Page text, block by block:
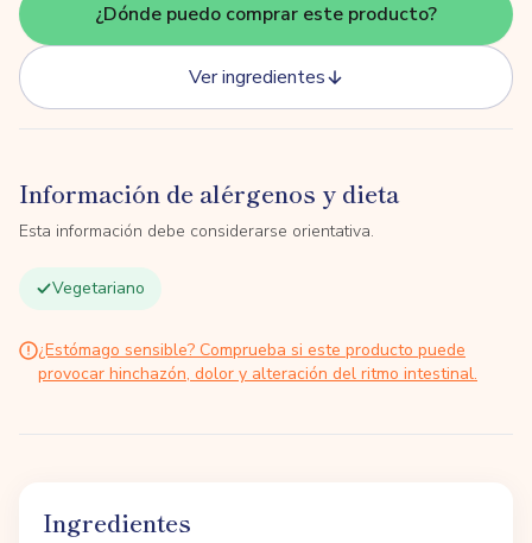
¿Dónde puedo comprar este producto?
Ver ingredientes
Información de alérgenos y dieta
Esta información debe considerarse orientativa.
Vegetariano
¿Estómago sensible? Comprueba si este producto puede
provocar hinchazón, dolor y alteración del ritmo intestinal.
Ingredientes